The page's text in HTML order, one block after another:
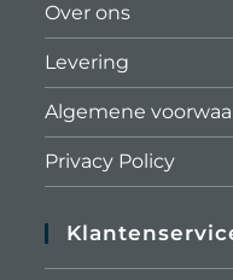
Over ons
Levering
Algemene
Privacy Policy